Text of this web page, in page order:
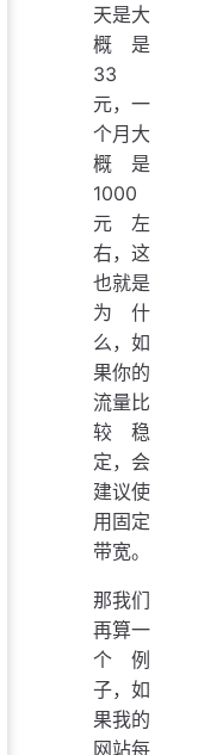
天是大
概是
33
元，一
个月大
概是
1000
元左
右，这
也就是
为什
么，如
果你的
流量比
较稳
定，会
建议使
用固定
带宽。
那我们
再算一
个例
子，如
果我的
网站每